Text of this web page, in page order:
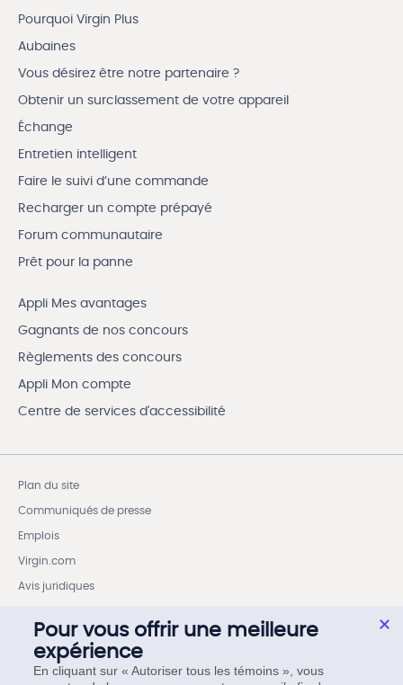
Pourquoi Virgin Plus
Aubaines
Vous désirez être notre partenaire ?
Obtenir un surclassement de votre appareil
Échange
Entretien intelligent
Faire le suivi d’une commande
Recharger un compte prépayé
Forum communautaire
Prêt pour la panne
Appli Mes avantages
Gagnants de nos concours
Règlements des concours
Appli Mon compte
Centre de services d'accessibilité
Plan du site
Communiqués de presse
Emplois
Virgin.com
Avis juridiques
Droits des Membres selon le Code des services sans fil
Paramètres des témoins
Pour vous offrir une meilleure
expérience
En cliquant sur « Autoriser tous les témoins », vous